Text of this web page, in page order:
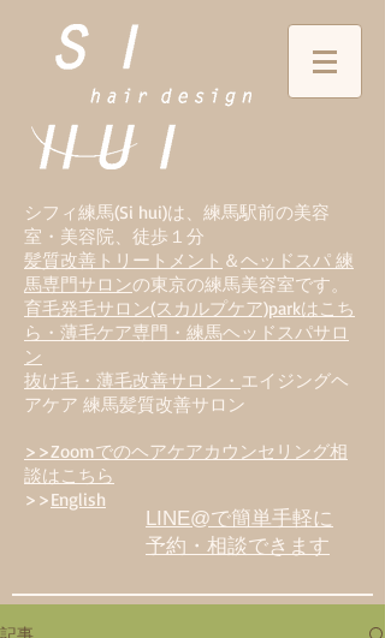
シフィ練馬(Si hui)は、 練馬駅前の美容
室・美容院、徒歩１分
髪質改善トリートメント ＆ヘッドスパ 練
馬専門サロンの東京の練馬美容室です。
育毛発毛サロン(スカルプケア)parkはこち
ら・薄毛ケア専門・練馬ヘッドスパサロ
ン
抜け毛・薄毛改善サロン・ エイジングヘ
アケア 練馬髪質改善サロン
>>Zoomでのヘアケアカウンセリング相
談はこちら
>>English
LINE@で簡単手軽に
予約・相談できます